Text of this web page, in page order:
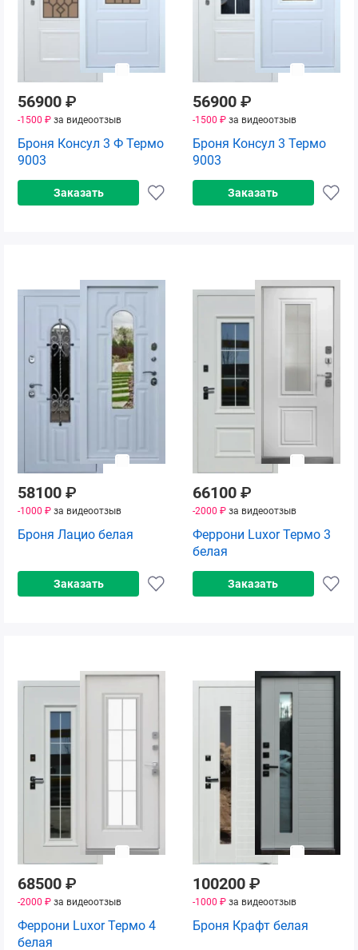
56900 ₽
-1500 ₽ за видеоотзыв
Броня Консул 3 Ф Термо
9003
Заказать
56900 ₽
-1500 ₽ за видеоотзыв
Броня Консул 3 Термо
9003
Заказать
58100 ₽
-1000 ₽ за видеоотзыв
Броня Лацио белая
Заказать
66100 ₽
-2000 ₽ за видеоотзыв
Феррони Luxor Термо 3
белая
Заказать
68500 ₽
-2000 ₽ за видеоотзыв
Феррони Luxor Термо 4
белая
100200 ₽
-1000 ₽ за видеоотзыв
Броня Крафт белая